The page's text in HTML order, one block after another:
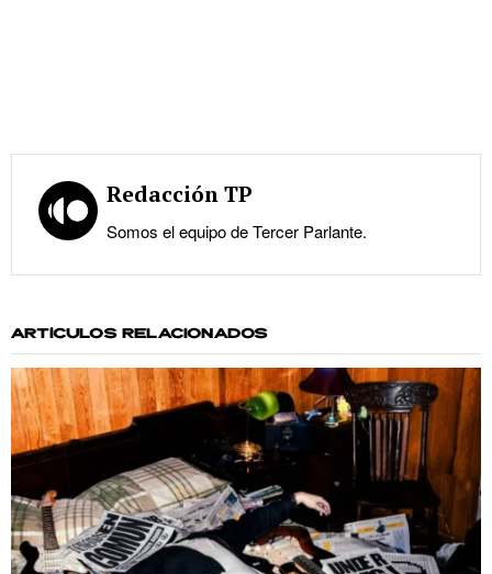
Redacción TP
Somos el equipo de Tercer Parlante.
ARTÍCULOS RELACIONADOS